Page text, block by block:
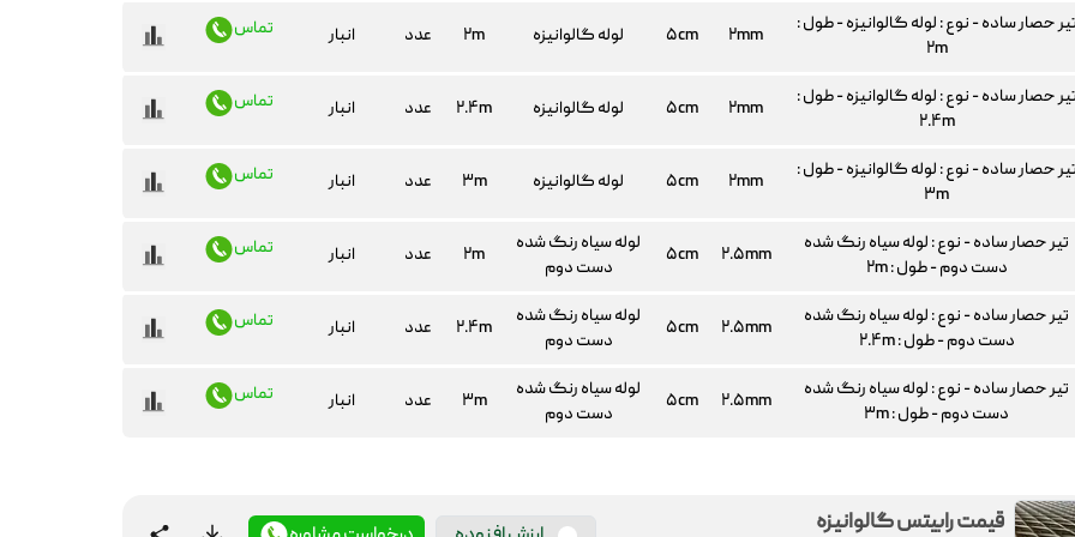
تیر حصار ساده - نوع : لوله گالوانیزه - طول :
۲m
۲mm ۵cm لوله گالوانیزه ۲m عدد انبار تماس
تیر حصار ساده - نوع : لوله گالوانیزه - طول :
۲.۴m
۲mm ۵cm لوله گالوانیزه ۲.۴m عدد انبار تماس
تیر حصار ساده - نوع : لوله گالوانیزه - طول :
۳m
۲mm ۵cm لوله گالوانیزه ۳m عدد انبار تماس
تیر حصار ساده - نوع : لوله سیاه رنگ شده
دست دوم - طول : ۲m
۲.۵mm ۵cm
لوله سیاه رنگ شده
دست دوم
۲m عدد انبار تماس
تیر حصار ساده - نوع : لوله سیاه رنگ شده
دست دوم - طول : ۲.۴m
۲.۵mm ۵cm
لوله سیاه رنگ شده
دست دوم
۲.۴m عدد انبار تماس
تیر حصار ساده - نوع : لوله سیاه رنگ شده
دست دوم - طول : ۳m
۲.۵mm ۵cm
لوله سیاه رنگ شده
دست دوم
۳m عدد انبار تماس
قیمت رابیتس گالوانیزه